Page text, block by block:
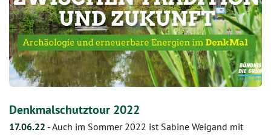
Denkmalschutztour 2022
17.06.22 -Auch im Sommer 2022 ist Sabine Weigand mit